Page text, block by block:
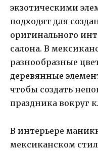
экзотическими
подходят для
оригинального
салона. В
разнообразные
деревянные
чтобы создать
праздника вокруг
В интерьере
мексиканском